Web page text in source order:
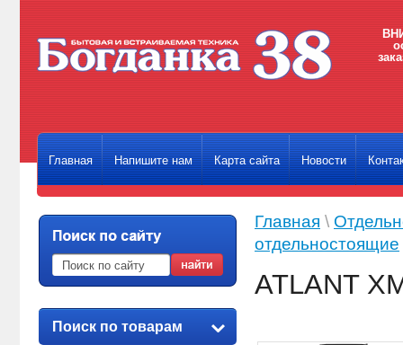
Главная Напишите нам Карта сайта Новости
Поиск по товарам
Главная \
отдельностоящие
ATLANT